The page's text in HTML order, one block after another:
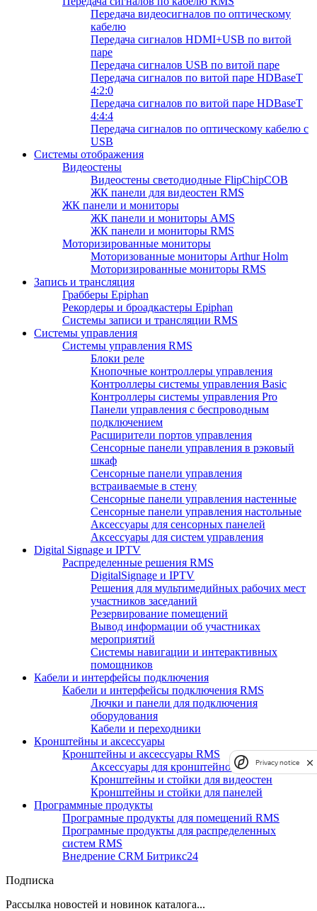
Передача видеосигналов по оптическому
кабелю
Передача сигналов HDMI+USB по витой
паре
Передача сигналов USB по витой паре
Передача сигналов по витой паре HDBaseT
4:2:0
Передача сигналов по витой паре HDBaseT
4:4:4
Передача сигналов по оптическому кабелю с
USB
Системы отображения
Видеостены
Видеостены светодиодные FlipChipCOB
ЖК панели для видеостен RMS
ЖК панели и мониторы
ЖК панели и мониторы AMS
ЖК панели и мониторы RMS
Моторизированные мониторы
Моторизованные мониторы Arthur Holm
Моторизированные мониторы RMS
Запись и трансляция
Грабберы Epiphan
Рекордеры и броадкастеры Epiphan
Системы записи и трансляции RMS
Системы управления
Системы управления RMS
Блоки реле
Кнопочные контроллеры управления
Контроллеры системы управления Basic
Контроллеры системы управления Pro
Панели управления с беспроводным
подключением
Расширители портов управления
Сенсорные панели управления в рэковый
шкаф
Сенсорные панели управления
встраиваемые в стену
Сенсорные панели управления настенные
Сенсорные панели управления настольные
Аксессуары для сенсорных панелей
Аксессуары для систем управления
Digital Signage и IPTV
Распределенные решения RMS
DigitalSignage и IPTV
Решения для мультимедийных рабочих мест
участников заседаний
Резервирование помещений
Вывод информации об участниках
мероприятий
Системы навигации и интерактивных
помощников
Кабели и интерфейсы подключения
Кабели и интерфейсы подключения RMS
Лючки и панели для подключения
оборудования
Кабели и переходники
Кронштейны и аксессуары
Кронштейны и аксессуары RMS
Аксессуары для кронштейнов и стоек
Кронштейны и стойки для видеостен
Кронштейны и стойки для панелей
Программные продукты
Програмные продукты для помещений RMS
Програмные продукты для распределенных
систем RMS
Внедрение CRM Битрикс24
Подписка
Рассылка новостей и новинок каталога...
Privacy notice